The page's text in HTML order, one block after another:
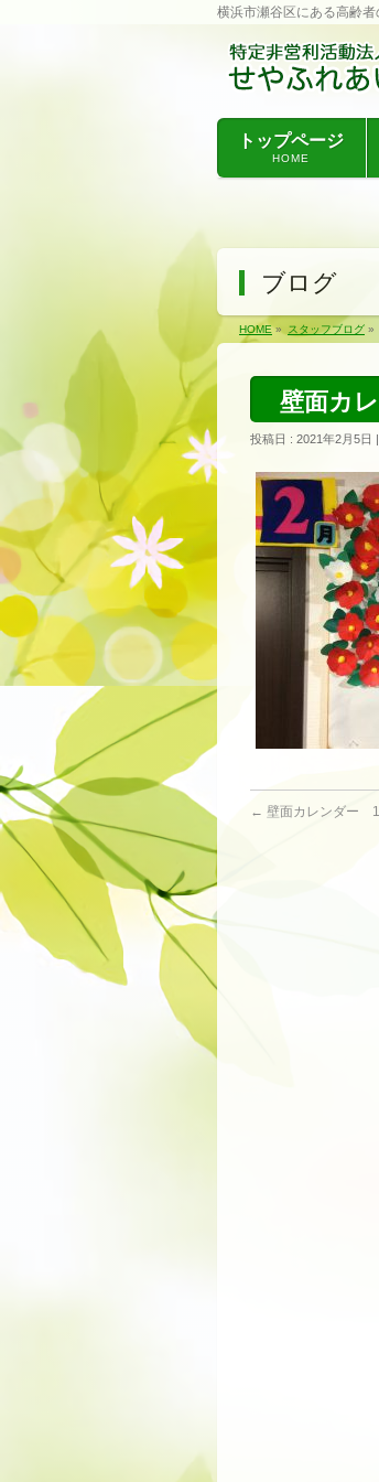
横浜市瀬谷区にある高齢
トップページ
HOME
ブログ
HOME» スタッフブログ »
壁面カ
投稿日 : 2021年2月5日
← 壁面カレンダー 1